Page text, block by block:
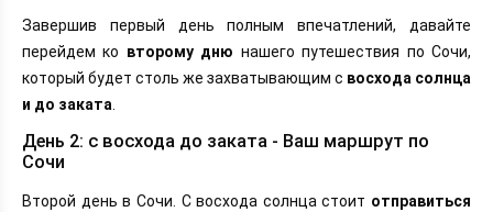
Завершив первый день полным впечатлений, давайте
перейдем ко второму дню нашего путешествия по Сочи,
который будет столь же захватывающим с восхода солнца
и до заката
День 2: с восхода до заката - Ваш маршрут по
Сочи
Второй день в Сочи. С восхода солнца стоит отправиться